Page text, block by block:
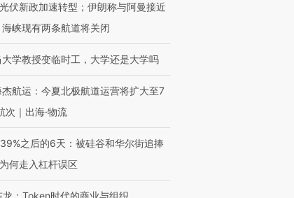
伏新政加速转型；伊朗称与阿曼接近
峡现有两条航道将关闭
大学教授变临时工，大学还是大学吗
杰航运：今夏北极航道运营将扩大至7
次｜出海·物流
之后的6天：被硅谷和华尔街追捧
何走入杠杆误区
龙：Token时代的商业与组织